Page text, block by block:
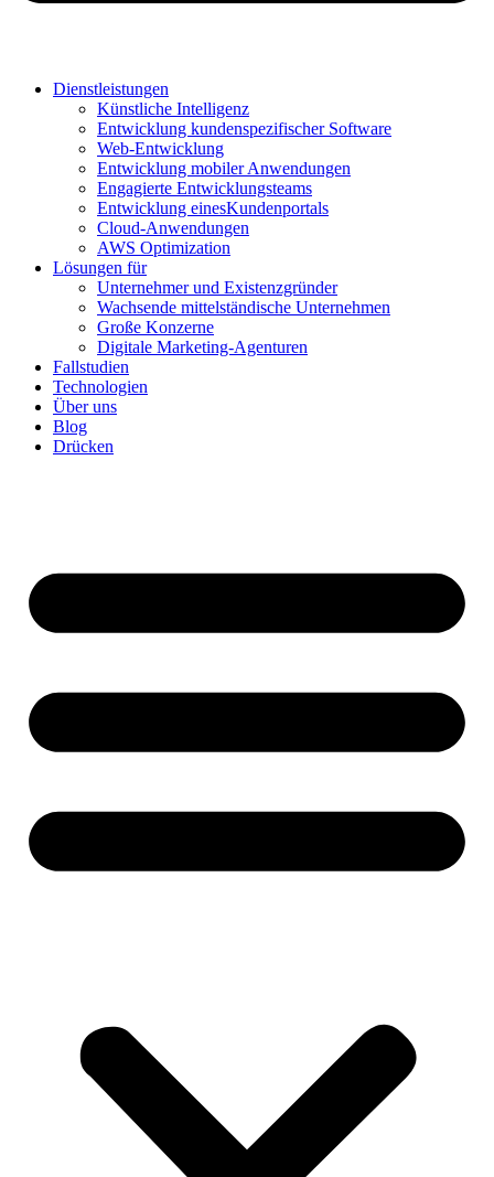
Dienstleistungen
Künstliche Intelligenz
Entwicklung kundenspezifischer Software
Web-Entwicklung
Entwicklung mobiler Anwendungen
Engagierte Entwicklungsteams
Entwicklung einesKundenportals
Cloud-Anwendungen
AWS Optimization
Lösungen für
Unternehmer und Existenzgründer
Wachsende mittelständische Unternehmen
Große Konzerne
Digitale Marketing-Agenturen
Fallstudien
Technologien
Über uns
Blog
Drücken